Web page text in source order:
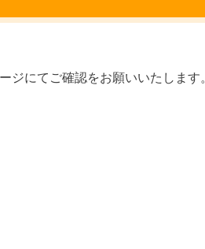
ジにてご確認をお願いいたします。